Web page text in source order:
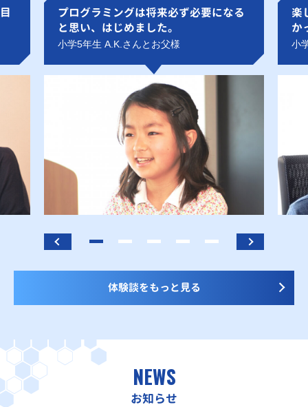
プログラミングは将来必ず必要になる
と思い、はじめました。
小学5年生 A.K.さんとお父様
楽
か
小
体験談をもっと見る
NEWS
お知らせ